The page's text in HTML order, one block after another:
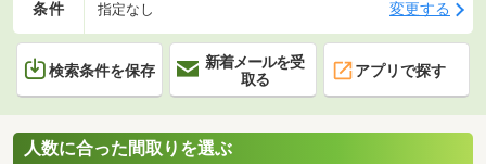
条件 指定なし 変更する
検索条件を保存
新着メールを受
取る
アプリで探す
人数に合った間取りを選ぶ